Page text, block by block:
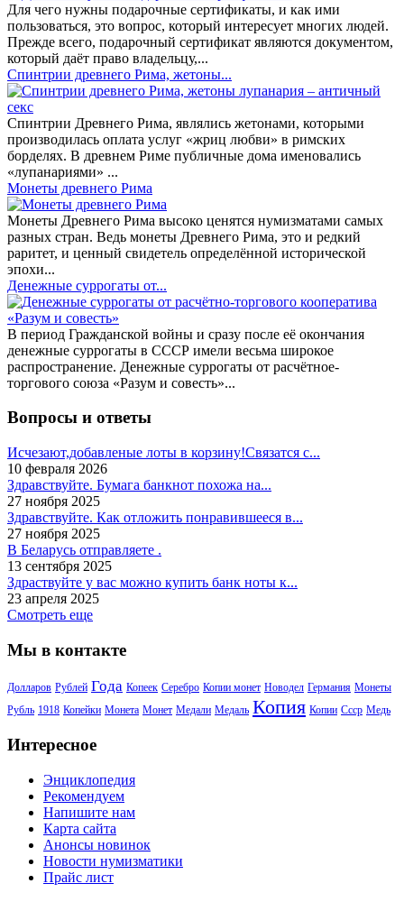
Для чего нужны подарочные сертификаты, и как ими
пользоваться, это вопрос, который интересует многих людей.
Прежде всего, подарочный сертификат являются документом,
который даёт право владельцу,...
Спинтрии древнего Рима, жетоны...
Спинтрии Древнего Рима, являлись жетонами, которыми
производилась оплата услуг «жриц любви» в римских
борделях. В древнем Риме публичные дома именовались
«лупанариями» ...
Монеты древнего Рима
Монеты Древнего Рима высоко ценятся нумизматами самых
разных стран. Ведь монеты Древнего Рима, это и редкий
раритет, и ценный свидетель определённой исторической
эпохи...
Денежные суррогаты от...
В период Гражданской войны и сразу после её окончания
денежные суррогаты в СССР имели весьма широкое
распространение. Денежные суррогаты от расчётное-
торгового союза «Разум и совесть»...
Вопросы и ответы
Исчезают,добавленые лоты в корзину!Связатся с...
10 февраля 2026
Здравствуйте. Бумага банкнот похожа на...
27 ноября 2025
Здравствуйте. Как отложить понравившееся в...
27 ноября 2025
В Беларусь отправляете .
13 сентября 2025
Здраствуйте у вас можно купить банк ноты к...
23 апреля 2025
Смотреть еще
Мы в контакте
Долларов Рублей Года Копеек Серебро Копии монет Новодел Германия Монеты
Рубль 1918 Копейки Монета Монет Медали Медаль Копия Копии Ссср Медь
Интересное
Энциклопедия
Рекомендуем
Напишите нам
Карта сайта
Анонсы новинок
Новости нумизматики
Прайс лист